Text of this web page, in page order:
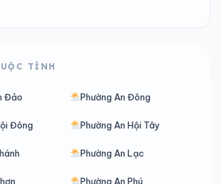
TỈNH
Đảo Phường An Đông
Đông Phường An Hội Tây
Phường An Lạc
Phường An Phú